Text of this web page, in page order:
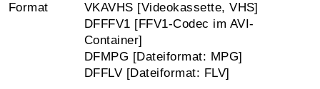
Format
VKAVHS [Videokassette, VHS]
DFFFV1 [FFV1-Codec im AVI-
Container]
DFMPG [Dateiformat: MPG]
DFFLV [Dateiformat: FLV]